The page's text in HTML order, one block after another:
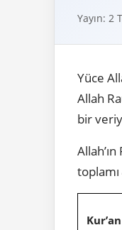
Yayın: 2
Yüce
Allah
bir
toplamı
Kur’an